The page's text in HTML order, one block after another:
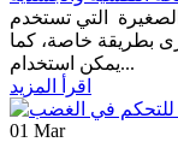
التي تستخدم
بطريقة خاصة، كما
يمكن استخدام...
اقرأ المزيد
01 Mar